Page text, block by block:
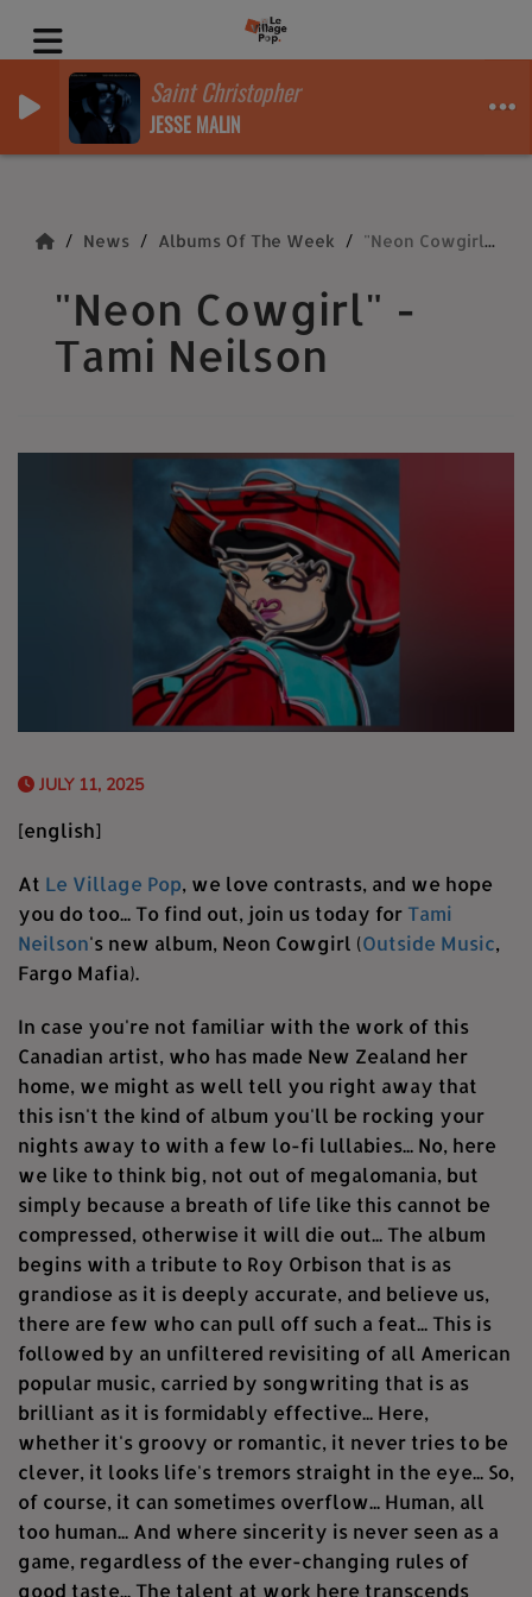
Saint Christopher
JESSE MALIN
News Albums Of The Week "Neon Cowgirl" - Tami Neilson
"Neon Cowgirl" -
Tami Neilson
JULY 11, 2025
[english]
At Le Village Pop, we love contrasts, and we hope
you do too... To find out, join us today for Tami
Neilson's new album, Neon Cowgirl (Outside Music,
Fargo Mafia).
In case you're not familiar with the work of this
Canadian artist, who has made New Zealand her
home, we might as well tell you right away that
this isn't the kind of album you'll be rocking your
nights away to with a few lo-fi lullabies... No, here
we like to think big, not out of megalomania, but
simply because a breath of life like this cannot be
compressed, otherwise it will die out... The album
begins with a tribute to Roy Orbison that is as
grandiose as it is deeply accurate, and believe us,
there are few who can pull off such a feat... This is
followed by an unfiltered revisiting of all American
popular music, carried by songwriting that is as
brilliant as it is formidably effective... Here,
whether it's groovy or romantic, it never tries to be
clever, it looks life's tremors straight in the eye... So,
of course, it can sometimes overflow... Human, all
too human... And where sincerity is never seen as a
game, regardless of the ever-changing rules of
good taste... The talent at work here transcends